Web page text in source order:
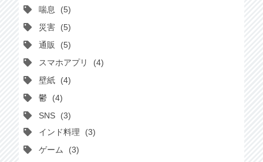
喘息
5
災害
5
通販
5
スマホアプリ
4
壁紙
4
鬱
4
SNS
3
インド料理
3
ゲーム
3